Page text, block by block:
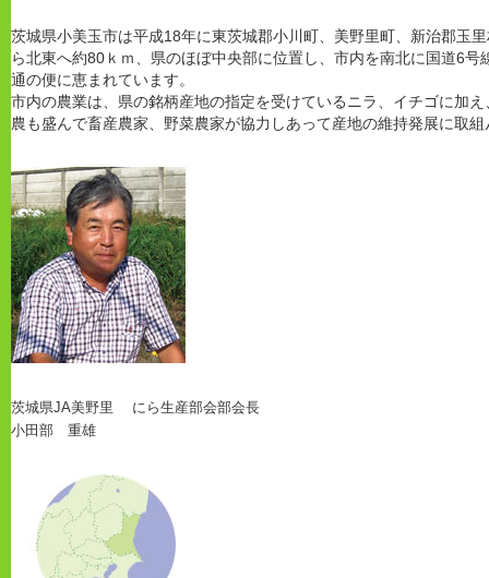
茨城県小美玉市は平成18年に東茨城郡小川町、美野里町、新治郡玉
ら北東へ約80ｋｍ、県のほぼ中央部に位置し、市内を南北に国道6
通の便に恵まれています。
市内の農業は、県の銘柄産地の指定を受けているニラ、イチゴに加
農も盛んで畜産農家、野菜農家が協力しあって産地の維持発展に取
茨城県JA美野里 にら生産部会部会長
小田部 重雄